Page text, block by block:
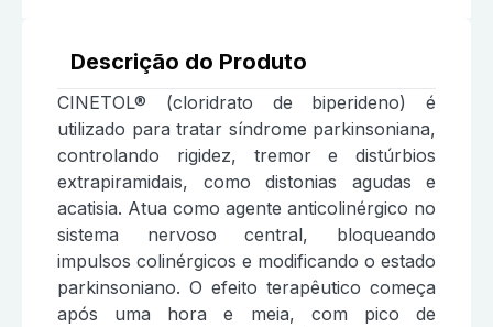
Descrição do Produto
CINETOL® (cloridrato de biperideno) é
utilizado para tratar síndrome parkinsoniana,
controlando rigidez, tremor e distúrbios
extrapiramidais, como distonias agudas e
acatisia. Atua como agente anticolinérgico no
sistema nervoso central, bloqueando
impulsos colinérgicos e modificando o estado
parkinsoniano. O efeito terapêutico começa
após uma hora e meia, com pico de